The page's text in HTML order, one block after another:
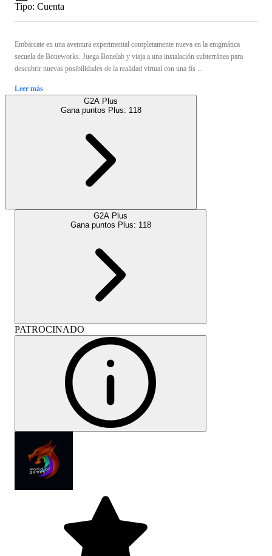
Tipo: Cuenta
Embárcate en una aventura experimental completamente nueva en la enigmática
secuela de Boneworks. Juega Bonelab y viaja a una instalación subterránea para
descubrir nuevas posibilidades de la realidad virtual con una fís ...
Leer más
G2A Plus
Gana puntos Plus: 118
G2A Plus
Gana puntos Plus: 118
PATROCINADO